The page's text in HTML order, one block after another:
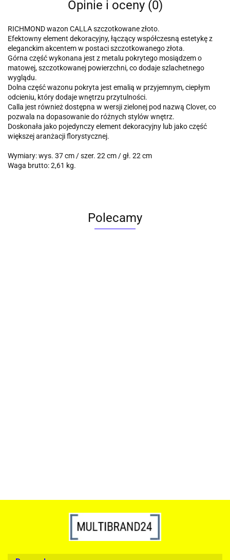
Opinie i oceny (0)
RICHMOND wazon CALLA szczotkowane złoto.
Efektowny element dekoracyjny, łączący współczesną estetykę z
eleganckim akcentem w postaci szczotkowanego złota.
Górna część wykonana jest z metalu pokrytego mosiądzem o
matowej, szczotkowanej powierzchni, co dodaje szlachetnego
wyglądu.
Dolna część wazonu pokryta jest emalią w przyjemnym, ciepłym
odcieniu, który dodaje wnętrzu przytulności.
Calla jest również dostępna w wersji zielonej pod nazwą Clover, co
pozwala na dopasowanie do różnych stylów wnętrz.
Doskonała jako pojedynczy element dekoracyjny lub jako część
większej aranżacji florystycznej.
Wymiary: wys. 37 cm / szer. 22 cm / gł. 22 cm
Waga brutto: 2,61 kg.
Polecamy